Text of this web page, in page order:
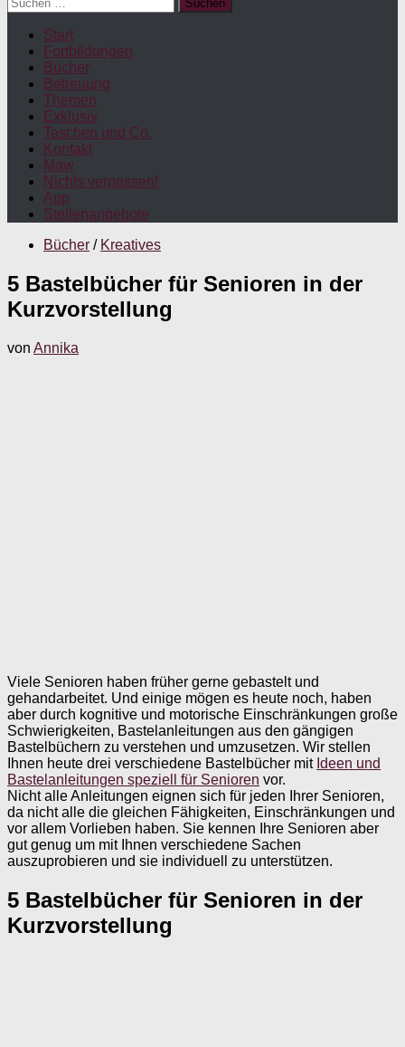
nach:
Start
Fortbildungen
Bücher
Betreuung
Themen
Exklusiv
Taschen und Co.
Kontakt
Maw
Nichts verpassen!
App
Stellenangebote
Bücher / Kreatives
5 Bastelbücher für Senioren in der
Kurzvorstellung
von Annika
Viele Senioren haben früher gerne gebastelt und
gehandarbeitet. Und einige mögen es heute noch, haben
aber durch kognitive und motorische Einschränkungen große
Schwierigkeiten, Bastelanleitungen aus den gängigen
Bastelbüchern zu verstehen und umzusetzen. Wir stellen
Ihnen heute drei verschiedene Bastelbücher mit Ideen und
Bastelanleitungen speziell für Senioren vor.
Nicht alle Anleitungen eignen sich für jeden Ihrer Senioren,
da nicht alle die gleichen Fähigkeiten, Einschränkungen und
vor allem Vorlieben haben. Sie kennen Ihre Senioren aber
gut genug um mit Ihnen verschiedene Sachen
auszuprobieren und sie individuell zu unterstützen.
5 Bastelbücher für Senioren in der
Kurzvorstellung